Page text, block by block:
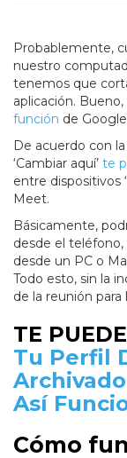
Probablemente,
nuestro
tenemos que
aplicación.
función de
De acuerdo con
‘Cambiar aquí’ te
entre dispositivos
Meet.
Básicamente,
desde el
desde un PC o
Todo esto, sin la
de la reunión
TE
Tu Perfil
Así
Cómo